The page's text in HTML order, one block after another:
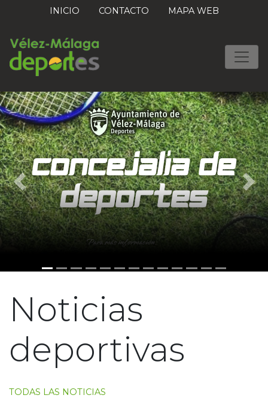
INICIO CONTACTO MAPA WEB
Previous
Noticias
deportivas
TODAS LAS NOTICIAS